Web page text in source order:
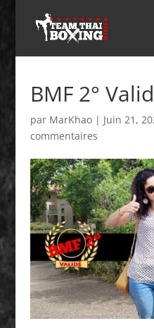
BMF 2°
par MarKhao| Juin 21,
commentaires